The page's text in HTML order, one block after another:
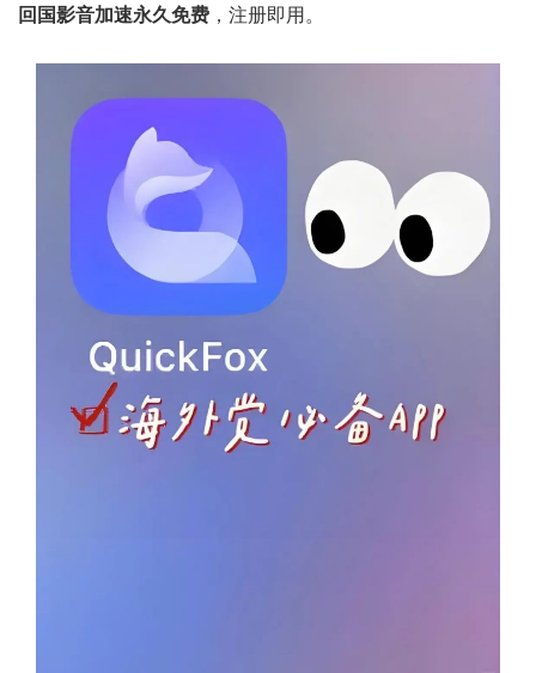
回国影音加速永久免费 ，注册即用。